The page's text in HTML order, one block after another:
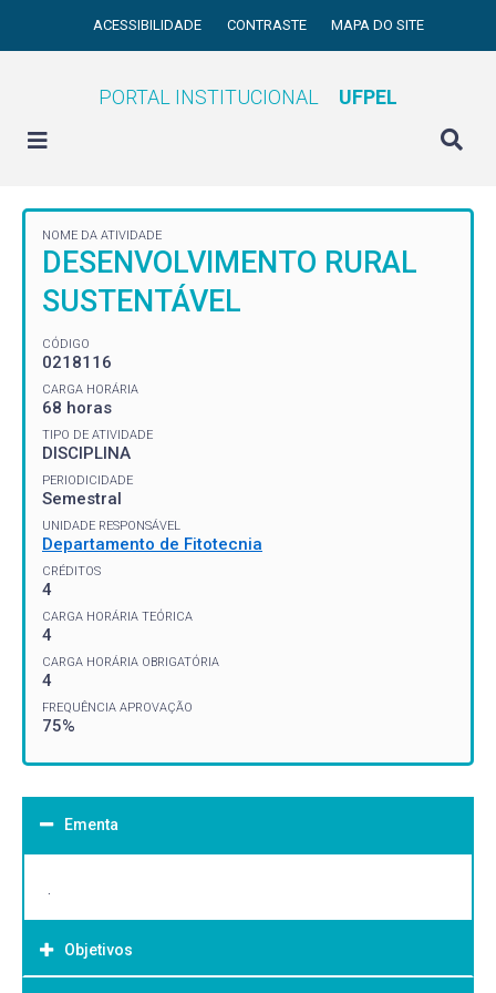
ACESSIBILIDADE CONTRASTE MAPA DO SITE
PORTAL INSTITUCIONAL UFPEL
NOME DA ATIVIDADE
DESENVOLVIMENTO RURAL
SUSTENTÁVEL
CÓDIGO
0218116
CARGA HORÁRIA
68 horas
TIPO DE ATIVIDADE
DISCIPLINA
PERIODICIDADE
Semestral
UNIDADE RESPONSÁVEL
Departamento de Fitotecnia
CRÉDITOS
4
CARGA HORÁRIA TEÓRICA
4
CARGA HORÁRIA OBRIGATÓRIA
4
FREQUÊNCIA APROVAÇÃO
75%
Ementa
Objetivos